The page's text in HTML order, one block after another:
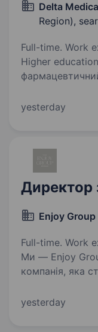
Delta
Region),
Full-time. Work
Higher education.
з таргетованої
yesterday
Директор
Enjoy
Full-time. Work
Ми — Enjoy
компанія, яка
в Україні.
yesterday